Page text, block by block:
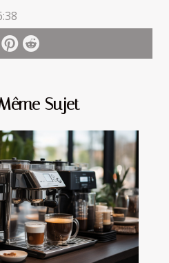
Sujet